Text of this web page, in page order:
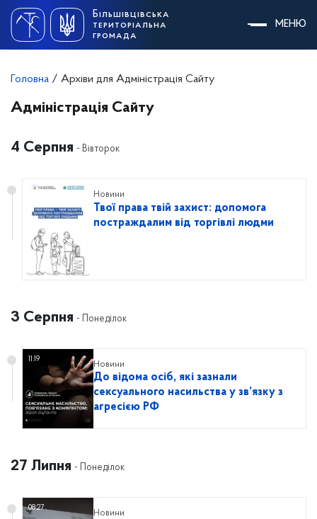
content
Більшівцівська
територіальна
громада
МЕНЮ
Головна / Архіви для Адміністрація Сайту
Адміністрація Сайту
4 Серпня - Вівторок
Новини
Твої права твій захист: допомога
постраждалим від торгівлі людми
16:50
3 Серпня - Понеділок
Новини
До відома осіб, які зазнали
сексуального насильства у зв’язку з
агресією РФ
11:19
27 Липня - Понеділок
Новини
08:27